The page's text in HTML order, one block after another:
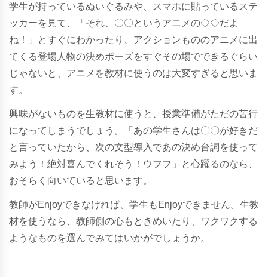
学生が持っているぬいぐるみや、スマホに貼っているステ
ッカーを見て、「それ、〇〇というアニメの◇◇だよ
ね！」とすぐにわかったり、アクションもののアニメに出
てくる登場人物の決めポーズをすぐその場でできるぐらい
じゃないと、アニメを教材に使うのは大変すぎると思いま
す。
興味がないものを生教材に使うと、授業準備がただの苦行
になってしまうでしょう。「あの学生さんは〇〇が好きだ
と言っていたから、次の文型導入であの決め台詞を使って
みよう！絶対喜んでくれそう！ウフフ」と心躍るのなら、
おそらく向いていると思います。
教師がEnjoyできなければ、学生もEnjoyできません。生教
材を使うなら、教師側の心もときめいたり、ワクワクする
ようなものを選んでみてはいかがでしょうか。